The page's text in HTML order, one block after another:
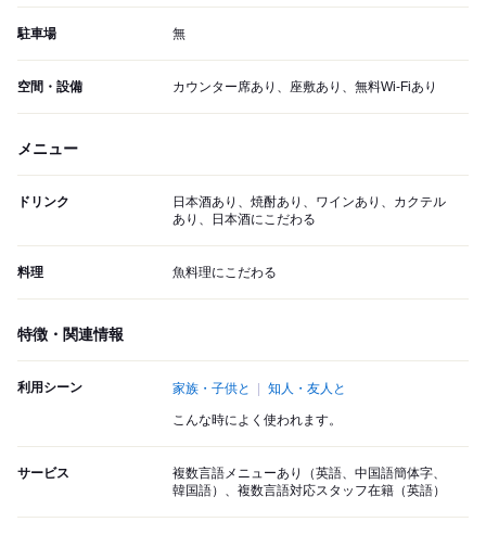
駐車場 無
空間・設備 カウンター席あり、座敷あり、無料Wi-Fiあり
メニュー
ドリンク
日本酒あり、焼酎あり、ワインあり、カクテル
あり、日本酒にこだわる
料理 魚料理にこだわる
特徴・関連情報
利用シーン 家族・子供と 知人・友人と
こんな時によく使われます。
サービス
複数言語メニューあり（英語、中国語簡体字、
韓国語）、複数言語対応スタッフ在籍（英語）